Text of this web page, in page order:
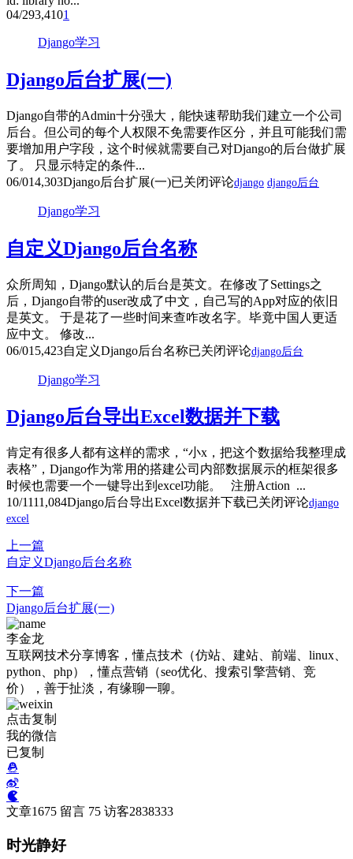
04/293,4101
Django学习
Django后台扩展(一)
Django自带的Admin十分强大，能快速帮助我们建立一个公司
后台。但公司的每个人权限不免需要作区分，并且可能我们需
要增加用户字段，这个时候就需要自己对Django的后台做扩展
了。 只显示特定的条件...
06/014,303Django后台扩展(一)已关闭评论django django后台
Django学习
自定义Django后台名称
众所周知，Django默认的后台是英文。在修改了Settings之
后，Django自带的user改成了中文，自己写的App对应的依旧
是英文。 于是花了一些时间来查咋改名字。毕竟中国人更适
应中文。 修改...
06/01 5,423自定义Django后台名称已关闭评论django后台
Django学习
Django后台导出Excel数据并下载
肯定有很多人都有这样的需求，“小x，把这个数据给我整理成
表格”，Django作为常用的搭建公司内部数据展示的框架很多
时候也需要一个一键导出到excel功能。 注册Action ...
10/1111,084Django后台导出Excel数据并下载已关闭评论django
excel
上一篇
自定义Django后台名称
下一篇
Django后台扩展(一)
李金龙
互联网技术分享博客，懂点技术（仿站、建站、前端、linux、
python、php），懂点营销（seo优化、搜索引擎营销、竞
价），善于扯淡，有缘聊一聊。
点击复制
我的微信
已复制
文章1675 留言 75 访客2838333
时光静好